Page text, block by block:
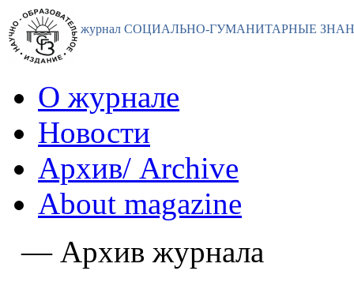
журнал СОЦИАЛЬНО-ГУМАНИТАРНЫЕ
О журнале
Новости
Архив/ Archive
About magazine
— Архив журнала